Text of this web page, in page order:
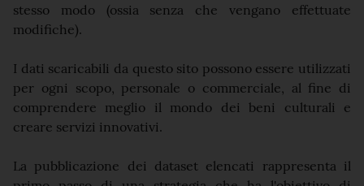
stesso modo (ossia senza che vengano effettuate
modifiche).
I dati scaricabili da questo sito possono essere utilizzati
per ogni scopo, personale o commerciale, al fine di
comprendere meglio il mondo dei beni culturali e
creare servizi innovativi.
La pubblicazione dei dataset elencati rappresenta il